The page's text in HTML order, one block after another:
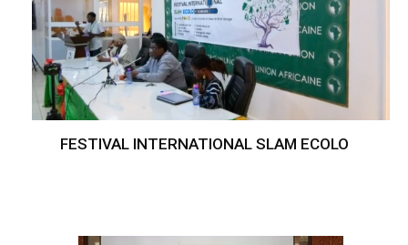
FESTIVAL INTERNATIONAL SLAM ECOLO